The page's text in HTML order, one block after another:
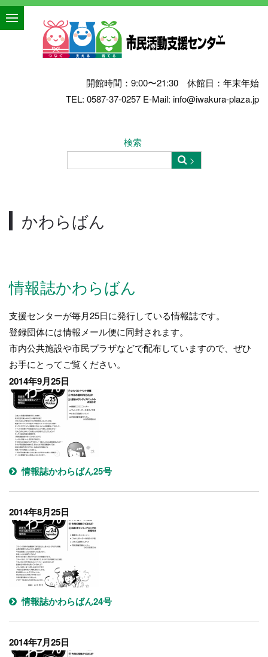
開館時間：9:00〜21:30 休館日：年末年始
TEL: 0587-37-0257 E-Mail: info@iwakura-plaza.jp
検索
かわらばん
情報誌かわらばん
支援センターが毎月25日に発行している情報誌です。
登録団体には情報メール便に同封されます。
市内公共施設や市民プラザなどで配布していますので、ぜひ
お手にとってご覧ください。
2014年9月25日
情報誌かわらばん25号
2014年8月25日
情報誌かわらばん24号
2014年7月25日